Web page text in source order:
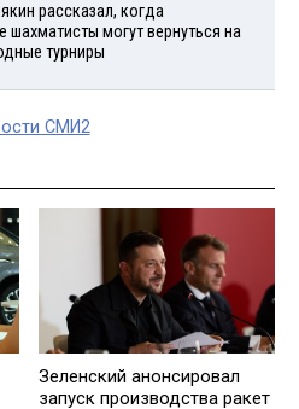
рассказал, когда
шахматисты могут вернуться на
турниры
СМИ2
Зеленский анонсировал
запуск производства ракет